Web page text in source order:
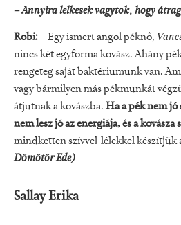
– Annyira lelkesek vagytok, hogy
Robi:– Egy ismert angol péknő,
nincs két egyforma kovász. Ahány
rengeteg saját baktériumunk van.
vagy bármilyen más pékmunkát
átjutnak a kovászba. Ha a pék nem jó
nem lesz jó az energiája, és a kovásza
mindketten szívvel-lélekkel készítjük
Dömötör Ede)
Sallay Erika